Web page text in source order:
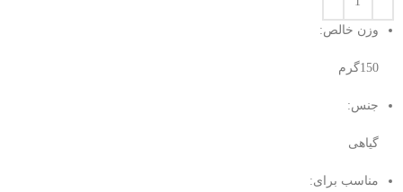
وزن خالص:
150گرم
جنس:
گیاهی
مناسب برای: